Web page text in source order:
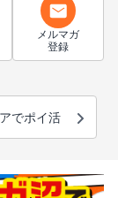
メルマガ
登録
でポイ活